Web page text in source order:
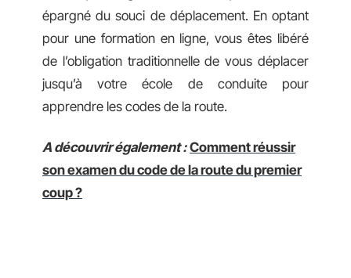
épargné du souci de déplacement. En optant
pour une formation en ligne, vous êtes libéré
de l’obligation traditionnelle de vous déplacer
jusqu’à votre école de conduite pour
apprendre les codes de la route.
A découvrir également : Comment réussir
son examen du code de la route du premier
coup ?